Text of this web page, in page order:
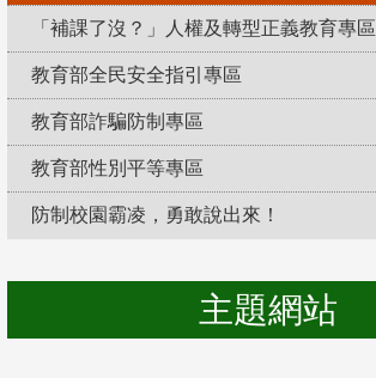
「補課了沒？」人權及轉型正義教育專區
教育部全民安全指引專區
教育部詐騙防制專區
教育部性別平等專區
防制校園霸凌，勇敢說出來！
主題網站